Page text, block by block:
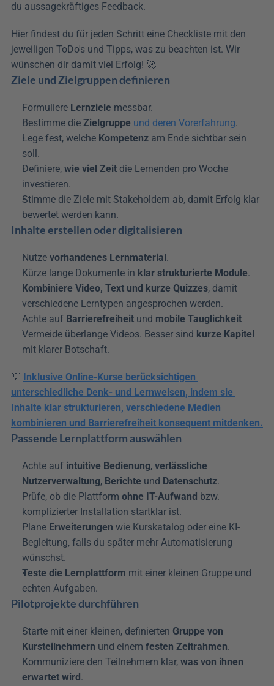
du aussagekräftiges Feedback.
Hier findest du für jeden Schritt eine Checkliste mit den
jeweiligen ToDo's und Tipps, was zu beachten ist. Wir
wünschen dir damit viel Erfolg! 🚀
Ziele und Zielgruppen definieren
Formuliere Lernziele messbar.
Bestimme die Zielgruppe und deren Vorerfahrung.
Lege fest, welche Kompetenz am Ende sichtbar sein
soll.
Definiere, wie viel Zeit die Lernenden pro Woche
investieren.
Stimme die Ziele mit Stakeholdern ab, damit Erfolg klar
bewertet werden kann.
Inhalte erstellen oder digitalisieren
Nutze vorhandenes Lernmaterial.
Kürze lange Dokumente in klar strukturierte Module.
Kombiniere Video, Text und kurze Quizzes, damit
verschiedene Lerntypen angesprochen werden.
Achte auf Barrierefreiheit und mobile Tauglichkeit
Vermeide überlange Videos. Besser sind kurze Kapitel
mit klarer Botschaft.
💡 Inklusive Online-Kurse berücksichtigen
unterschiedliche Denk- und Lernweisen, indem sie
Inhalte klar strukturieren, verschiedene Medien
kombinieren und Barrierefreiheit konsequent mitdenken.
Passende Lernplattform auswählen
Achte auf intuitive Bedienung, verlässliche
Nutzerverwaltung, Berichte und Datenschutz.
Prüfe, ob die Plattform ohne IT-Aufwand bzw.
komplizierter Installation startklar ist.
Plane Erweiterungen wie Kurskatalog oder eine KI-
Begleitung, falls du später mehr Automatisierung
wünschst.
Teste die Lernplattform mit einer kleinen Gruppe und
echten Aufgaben.
Pilotprojekte durchführen
Starte mit einer kleinen, definierten Gruppe von
Kursteilnehmern und einem festen Zeitrahmen.
Kommuniziere den Teilnehmern klar, was von ihnen
erwartet wird.